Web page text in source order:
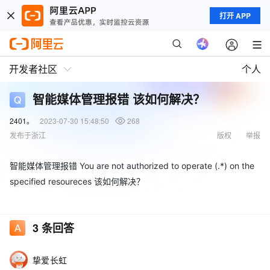
打开 APP
开发者社区 个人
智能媒体管理报错 该如何解决？
2401。 2023-07-30 15:48:50
268
发布于浙江
举报
版权
智能媒体管理报错 You are not authorized to operate (.*) on the
specified resoureces 该如何解决？
3条回答
挚爱长虹